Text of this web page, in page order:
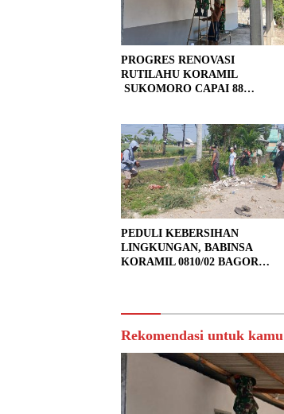
PROGRES RENOVASI
RUTILAHU KORAMIL
SUKOMORO CAPAI 88
PEDULI KEBERSIHAN
LINGKUNGAN, BABINSA
KORAMIL 0810/02 BAGOR
Rekomendasi untuk kamu